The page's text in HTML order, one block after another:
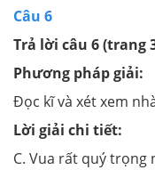
Câu 6
Trả lời câu 6 (trang
Phương pháp giải:
Đọc kĩ và xét xem
Lời giải chi tiết:
C. Vua rất quý